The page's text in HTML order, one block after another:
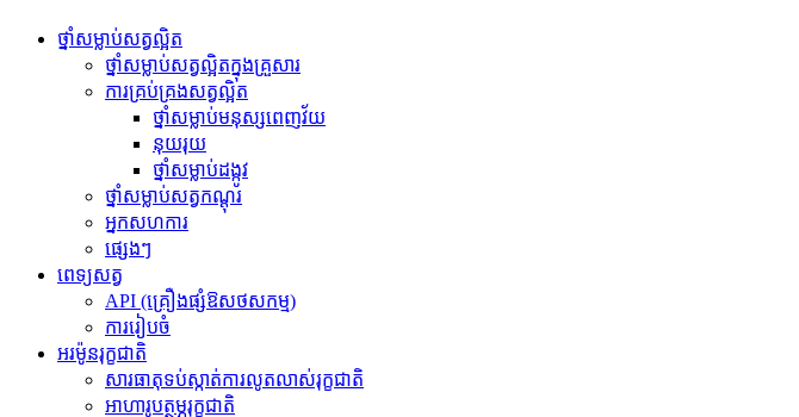
ថ្នាំសម្លាប់សត្វល្អិត
ថ្នាំសម្លាប់សត្វល្អិតក្នុងគ្រួសារ
ការគ្រប់គ្រងសត្វល្អិត
ថ្នាំសម្លាប់មនុស្សពេញវ័យ
នុយ​រុយ
ថ្នាំសម្លាប់ដង្កូវ
ថ្នាំសម្លាប់សត្វកណ្ដុរ
អ្នកសហការ
ផ្សេងៗ
ពេទ្យសត្វ
API (គ្រឿងផ្សំឱសថសកម្ម)
ការរៀបចំ
អរម៉ូនរុក្ខជាតិ
សារធាតុ​ទប់ស្កាត់​ការលូតលាស់​រុក្ខជាតិ
អាហារូបត្ថម្ភរុក្ខជាតិ